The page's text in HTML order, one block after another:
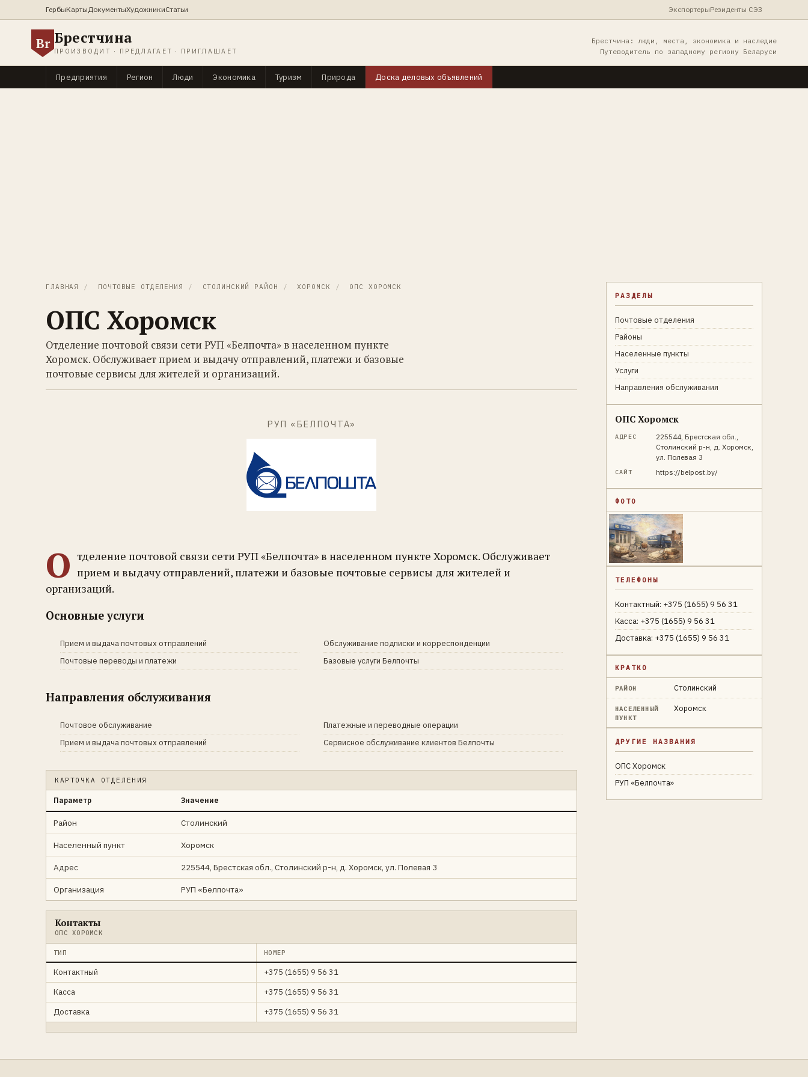
ГербыКартыДокументыХудожникиСтатьи ЭкспортерыРезиденты СЭЗ
Br Брестчина
ПРОИЗВОДИТ · ПРЕДЛАГАЕТ · ПРИГЛАШАЕТ
Брестчина: люди, места, экономика и наследие
Путеводитель по западному региону Беларуси
Предприятия Регион Люди Экономика Туризм Природа Доска деловых объявлений
ГЛАВНАЯ / ПОЧТОВЫЕ ОТДЕЛЕНИЯ / СТОЛИНСКИЙ РАЙОН / ХОРОМСК / ОПС ХОРОМСК
ОПС Хоромск
Отделение почтовой связи сети РУП «Белпочта» в населенном пункте
Хоромск. Обслуживает прием и выдачу отправлений, платежи и базовые
почтовые сервисы для жителей и организаций.
РУП «БЕЛПОЧТА»
О тделение почтовой связи сети РУП «Белпочта» в населенном пункте Хоромск. Обслуживает
прием и выдачу отправлений, платежи и базовые почтовые сервисы для жителей и
организаций.
Основные услуги
Прием и выдача почтовых отправлений
Почтовые переводы и платежи
Обслуживание подписки и корреспонденции
Базовые услуги Белпочты
Направления обслуживания
Почтовое обслуживание
Прием и выдача почтовых отправлений
Платежные и переводные операции
Сервисное обслуживание клиентов Белпочты
КАРТОЧКА ОТДЕЛЕНИЯ
Параметр Значение
Район Столинский
Населенный пункт Хоромск
Адрес 225544, Брестская обл., Столинский р-н, д. Хоромск, ул. Полевая 3
Организация РУП «Белпочта»
Контакты
ОПС ХОРОМСК
ТИП НОМЕР
Контактный
+375 (1655) 9 56 31
Касса
+375 (1655) 9 56 31
Доставка
+375 (1655) 9 56 31
РАЗДЕЛЫ
Почтовые отделения
Районы
Населенные пункты
Услуги
Направления обслуживания
ОПС Хоромск
АДРЕС
225544, Брестская обл.,
Столинский р-н, д. Хоромск,
ул. Полевая 3
САЙТ https://belpost.by/
ФОТО
ТЕЛЕФОНЫ
Контактный: +375 (1655) 9 56 31
Касса: +375 (1655) 9 56 31
Доставка: +375 (1655) 9 56 31
КРАТКО
РАЙОН Столинский
НАСЕЛЕННЫЙ
ПУНКТ
Хоромск
ДРУГИЕ НАЗВАНИЯ
ОПС Хоромск
РУП «Белпочта»